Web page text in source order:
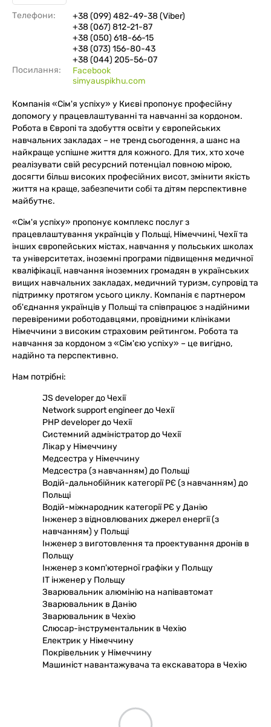
Телефони:
+38 (099) 482-49-38 (Viber)
+38 (067) 812-21-87
+38 (050) 618-66-15
+38 (073) 156-80-43
+38 (044) 205-56-07
Посилання:
Facebook
simyauspikhu.com
Компанія «Сім'я успіху» у Києві пропонує професійну
допомогу у працевлаштуванні та навчанні за кордоном.
Робота в Європі та здобуття освіти у європейських
навчальних закладах – не тренд сьогодення, а шанс на
найкраще успішне життя для кожного. Для тих, хто хоче
реалізувати свій ресурсний потенціал повною мірою,
досягти більш високих професійних висот, змінити якість
життя на краще, забезпечити собі та дітям перспективне
майбутнє.
«Сім'я успіху» пропонує комплекс послуг з
працевлаштування українців у Польщі, Німеччині, Чехії та
інших європейських містах, навчання у польських школах
та університетах, іноземні програми підвищення медичної
кваліфікації, навчання іноземних громадян в українських
вищих навчальних закладах, медичний туризм, супровід та
підтримку протягом усього циклу. Компанія є партнером
об'єднання українців у Польщі та співпрацює з надійними
перевіреними роботодавцями, провідними клініками
Німеччини з високим страховим рейтингом. Робота та
навчання за кордоном з «Сім'єю успіху» – це вигідно,
надійно та перспективно.
Нам потрібні:
JS developer до Чехії
Network support engineer до Чехії
PHP developer до Чехії
Системний адміністратор до Чехії
Лікар у Німеччину
Медсестра у Німеччину
Медсестра (з навчанням) до Польщі
Водій-дальнобійник категорії РЄ (з навчанням) до
Польщі
Водій-міжнародник категорії РЄ у Данію
Інженер з відновлюваних джерел енергії (з
навчанням) у Польщі
Інженер з виготовлення та проектування дронів в
Польщу
Інженер з комп'ютерної графіки у Польщу
IT інженер у Польщу
Зварювальник алюмінію на напівавтомат
Зварювальник в Данію
Зварювальник в Чехiю
Слюсар-інструментальник в Чехію
Електрик у Німеччину
Покрівельник у Німеччину
Машиніст навантажувача та екскаватора в Чехію